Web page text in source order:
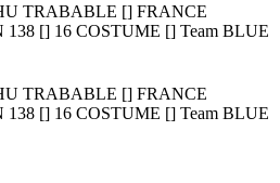
TRABABLE [] FRANCE
[] 16 COSTUME [] Team BLUE
TRABABLE [] FRANCE
[] 16 COSTUME [] Team BLUE